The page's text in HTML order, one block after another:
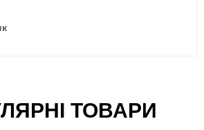
ТОВАРИ